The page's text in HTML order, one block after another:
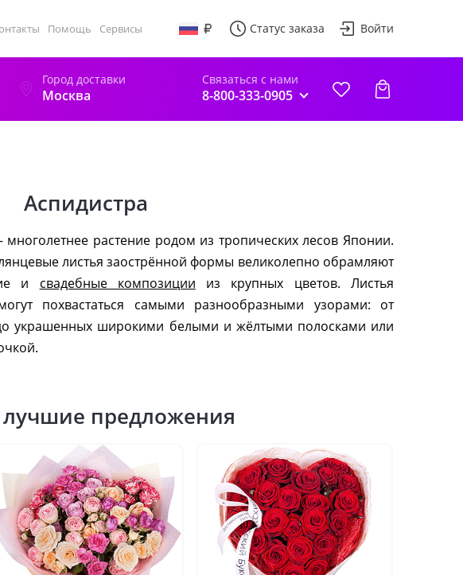
Помощь Сервисы Статус заказа Войти
Город доставки
Москва
Связаться с нами
8-800-333-0905
Аспидистра
растение родом из тропических лесов Японии.
листья заострённой формы великолепно обрамляют
и свадебные композиции из крупных цветов. Листья
похвастаться самыми разнообразными узорами: от
украшенных широкими белыми и жёлтыми полосками или
предложения